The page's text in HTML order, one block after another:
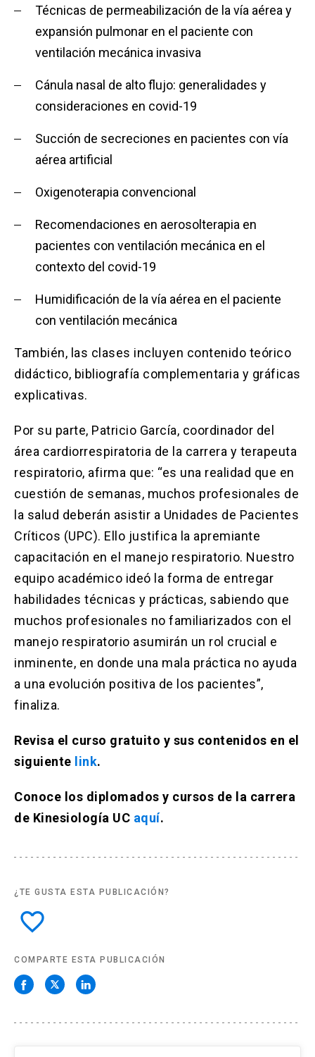
Técnicas de permeabilización de la vía aérea y
expansión pulmonar en el paciente con
ventilación mecánica invasiva
Cánula nasal de alto flujo: generalidades y
consideraciones en covid-19
Succión de secreciones en pacientes con vía
aérea artificial
Oxigenoterapia convencional
Recomendaciones en aerosolterapia en
pacientes con ventilación mecánica en el
contexto del covid-19
Humidificación de la vía aérea en el paciente
con ventilación mecánica
También, las clases incluyen contenido teórico
didáctico, bibliografía complementaria y gráficas
explicativas.
Por su parte, Patricio García, coordinador del
área cardiorrespiratoria de la carrera y terapeuta
respiratorio, afirma que: “es una realidad que en
cuestión de semanas, muchos profesionales de
la salud deberán asistir a Unidades de Pacientes
Críticos (UPC). Ello justifica la apremiante
capacitación en el manejo respiratorio. Nuestro
equipo académico ideó la forma de entregar
habilidades técnicas y prácticas, sabiendo que
muchos profesionales no familiarizados con el
manejo respiratorio asumirán un rol crucial e
inminente, en donde una mala práctica no ayuda
a una evolución positiva de los pacientes”,
finaliza.
Revisa el curso gratuito y sus contenidos en el
siguiente link.
Conoce los diplomados y cursos de la carrera
de Kinesiología UC aquí.
¿TE GUSTA ESTA PUBLICACIÓN?
favorite_border
COMPARTE ESTA PUBLICACIÓN